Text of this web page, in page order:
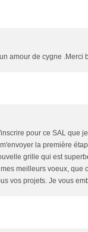
amour de cygne .Merci
pour ce SAL que
la première
grille qui est
meilleurs voeux, que
vos projets. Je vous